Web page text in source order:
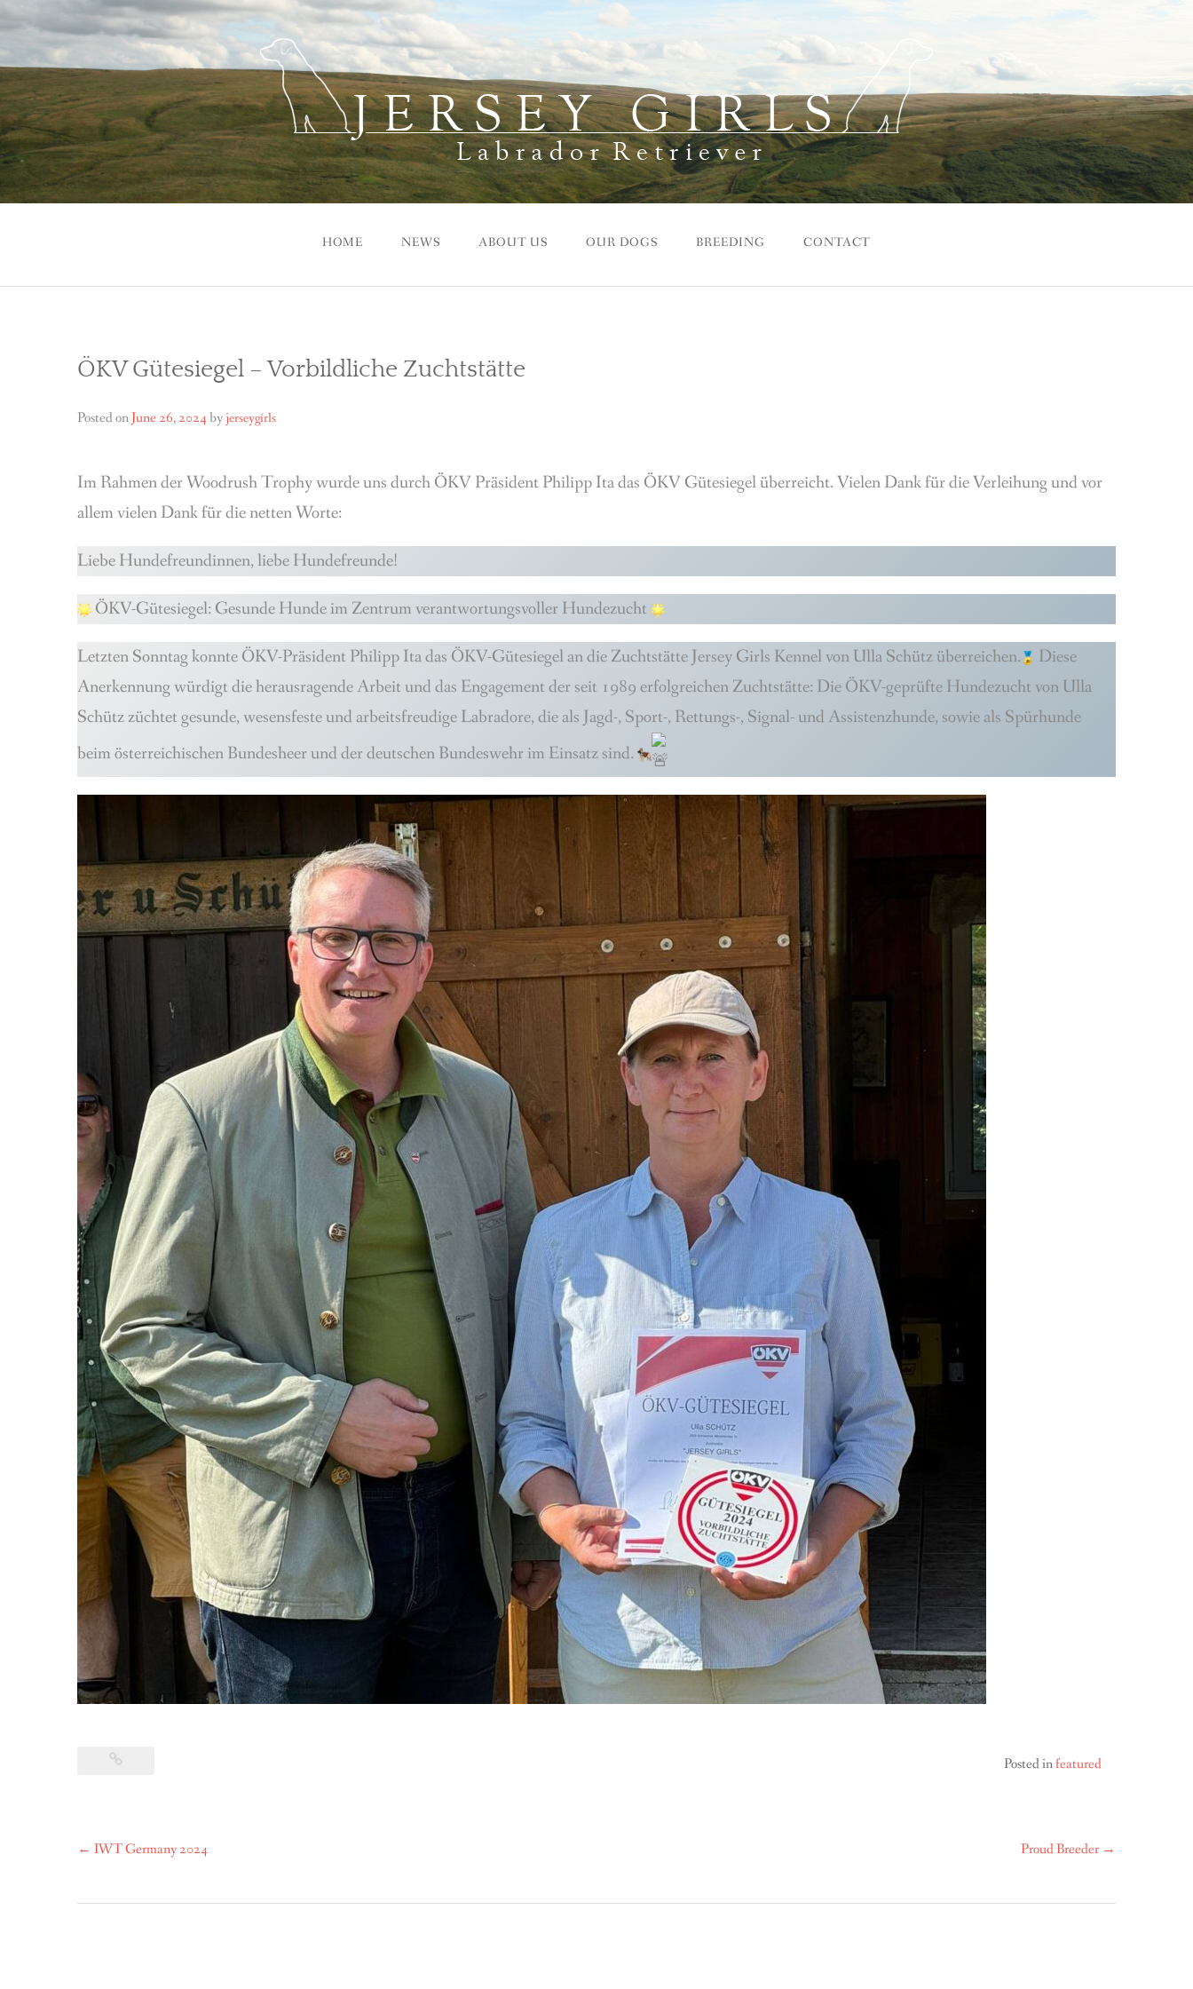
Skip
to
content
HOME NEWS ABOUT US OUR DOGS BREEDING CONTACT
ÖKV Gütesiegel – Vorbildliche Zuchtstätte
Posted onJune 26, 2024byjerseygirls
Im Rahmen der Woodrush Trophy wurde uns durch ÖKV Präsident Philipp Ita das ÖKV Gütesiegel überreicht. Vielen Dank für die Verleihung und vor
allem vielen Dank für die netten Worte:
Liebe Hundefreundinnen, liebe Hundefreunde!
ÖKV-Gütesiegel: Gesunde Hunde im Zentrum verantwortungsvoller Hundezucht
Letzten Sonntag konnte ÖKV-Präsident Philipp Ita das ÖKV-Gütesiegel an die Zuchtstätte Jersey Girls Kennel von Ulla Schütz überreichen.
Diese
Anerkennung würdigt die herausragende Arbeit und das Engagement der seit 1989 erfolgreichen Zuchtstätte: Die ÖKV-geprüfte Hundezucht von Ulla
Schütz züchtet gesunde, wesensfeste und arbeitsfreudige Labradore, die als Jagd-, Sport-, Rettungs-, Signal- und Assistenzhunde, sowie als Spürhunde
beim österreichischen Bundesheer und der deutschen Bundeswehr im Einsatz sind.
Posted infeatured
Post
← IWT Germany 2024 Proud Breeder →